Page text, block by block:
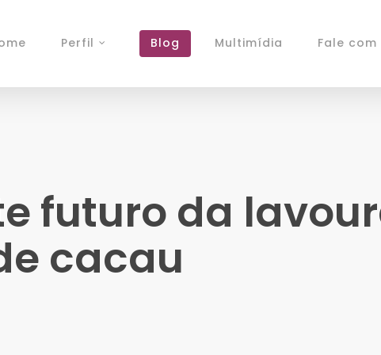
Perfil Blog Multimídia Fale com
futuro da
cacau